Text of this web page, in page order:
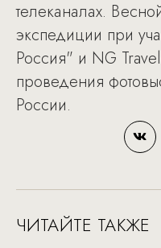
телеканалах.
экспедиции при
Россия" и NG
проведения
России.
ЧИТАЙТЕ ТАКЖЕ